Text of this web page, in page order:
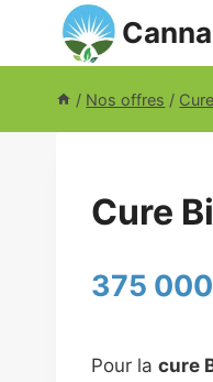
contenu
/ Nos offres /
Cure
375
Pour la cure